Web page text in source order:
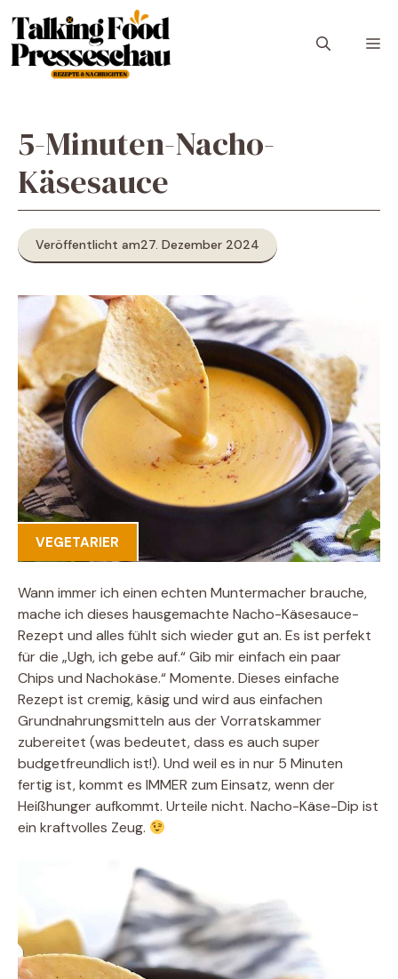
Inhalt
springen
5-Minuten-Nacho-
Käsesauce
Veröffentlicht am27. Dezember 2024
VEGETARIER
Wann immer ich einen echten Muntermacher brauche,
mache ich dieses hausgemachte Nacho-Käsesauce-
Rezept und alles fühlt sich wieder gut an. Es ist perfekt
für die „Ugh, ich gebe auf.“ Gib mir einfach ein paar
Chips und Nachokäse.“ Momente. Dieses einfache
Rezept ist cremig, käsig und wird aus einfachen
Grundnahrungsmitteln aus der Vorratskammer
zubereitet (was bedeutet, dass es auch super
budgetfreundlich ist!). Und weil es in nur 5 Minuten
fertig ist, kommt es IMMER zum Einsatz, wenn der
Heißhunger aufkommt. Urteile nicht. Nacho-Käse-Dip ist
ein kraftvolles Zeug.